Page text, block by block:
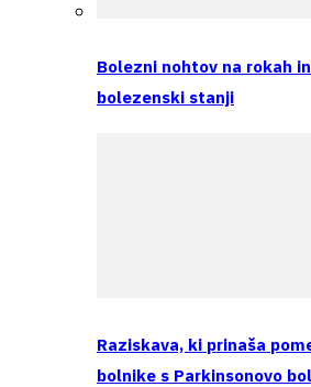
Bolezni nohtov na rokah
bolezenski stanji
Raziskava, ki prinaša
bolnike s Parkinsonovo